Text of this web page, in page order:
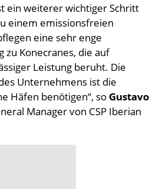
ein weiterer wichtiger Schritt
einem emissionsfreien
eine sehr enge
zu Konecranes, die auf
Leistung beruht. Die
Unternehmens ist die
Häfen benötigen“, so Gustavo
Manager von CSP Iberian